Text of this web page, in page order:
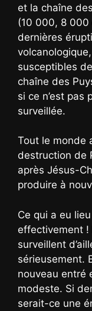
et la chaîne
(10 000, 8 000
dernières
susceptibles
chaîne des
si ce n’est pas
surveillée.
Tout le monde
destruction de
après Jésus-
produire à
Ce qui a eu
effectivement !
surveillent
sérieusement.
nouveau entré
modeste. Si
serait-ce une